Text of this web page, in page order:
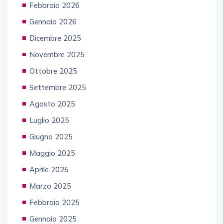
Febbraio 2026
Gennaio 2026
Dicembre 2025
Novembre 2025
Ottobre 2025
Settembre 2025
Agosto 2025
Luglio 2025
Giugno 2025
Maggio 2025
Aprile 2025
Marzo 2025
Febbraio 2025
Gennaio 2025